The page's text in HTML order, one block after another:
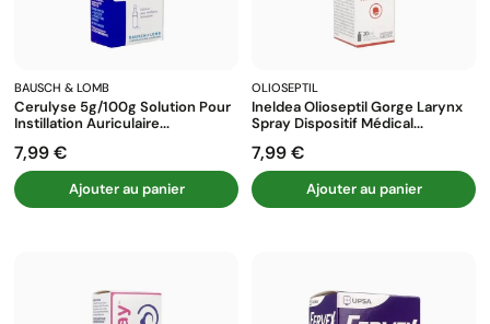
BAUSCH & LOMB
Cerulyse 5g/100g Solution Pour
Instillation Auriculaire...
Prix
7,99 €
Ajouter au panier
OLIOSEPTIL
Ineldea Olioseptil Gorge Larynx
Spray Dispositif Médical...
Prix
7,99 €
Ajouter au panier